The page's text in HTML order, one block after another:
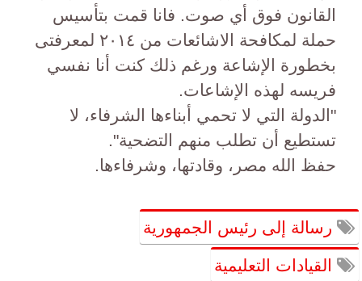
القانون فوق أي صوت. فانا قمت بتأسيس
حملة لمكافحة الاشائعات من ٢٠١٤ لمعرفتى
بخطورة الإشاعة ورغم ذلك كنت أنا نفسي
فريسه لهذه الإشاعات.
"الدولة التي لا تحمي أبناءها الشرفاء، لا
تستطيع أن تطلب منهم التضحية".
حفظ الله مصر، وقادتها، وشرفاءها.
رسالة إلى رئيس الجمهورية
القيادات التعليمية